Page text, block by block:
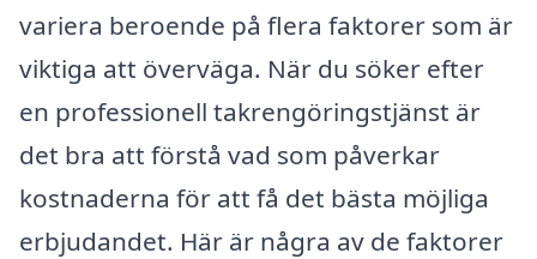
variera beroende på flera faktorer som är
viktiga att överväga. När du söker efter
en professionell takrengöringstjänst är
det bra att förstå vad som påverkar
kostnaderna för att få det bästa möjliga
erbjudandet. Här är några av de faktorer